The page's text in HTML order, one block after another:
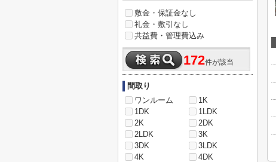
敷金・保証金なし
礼金・敷引なし
共益費・管理費込み
172件が該当
間取り
ワンルーム
1K
1DK
1LDK
2K
2DK
2LDK
3K
3DK
3LDK
4K
4DK